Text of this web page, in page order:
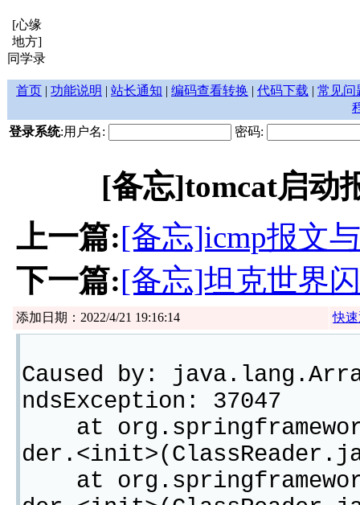
[心缘
地方]
同学录
首页 | 功能说明 | 站长通知 | 编码查看转换 | 代码下载 | 常见问
登录系统:用户名: 密码:
[备忘]tomcat启动
上一篇:[备忘]icmp报文
下一篇:[备忘]坦克世界
添加日期：2022/4/21 19:16:14 快
Caused by:
ndsException: 37047
at
at